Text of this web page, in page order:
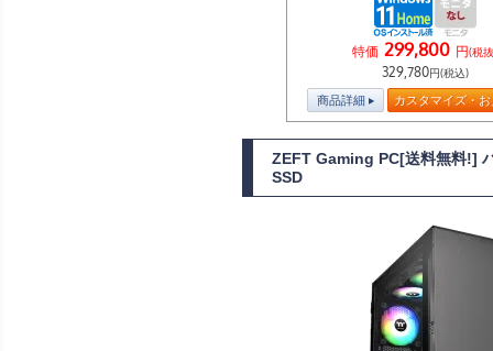
特価 299,800 円(税
329,780円(税込)
商品詳細 カスタマイズ・
ZEFT Gaming PC[送料無料!]
SSD